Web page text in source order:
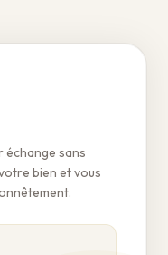
sans
bien et vous